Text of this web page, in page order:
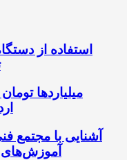
استفاده از
میلیاردها
آشنایی با مجتمع